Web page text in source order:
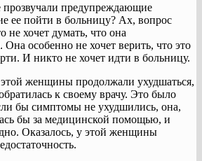
прозвучали предупреждающие
ее пойти в больницу? Ах, вопрос
хочет думать, что она
Она особенно не хочет верить, что это
И никто не хочет идти в больницу.
женщины продолжали ухудшаться,
к своему врачу. Это было
бы симптомы не ухудшились, она,
бы за медицинской помощью, и
Оказалось, у этой женщины